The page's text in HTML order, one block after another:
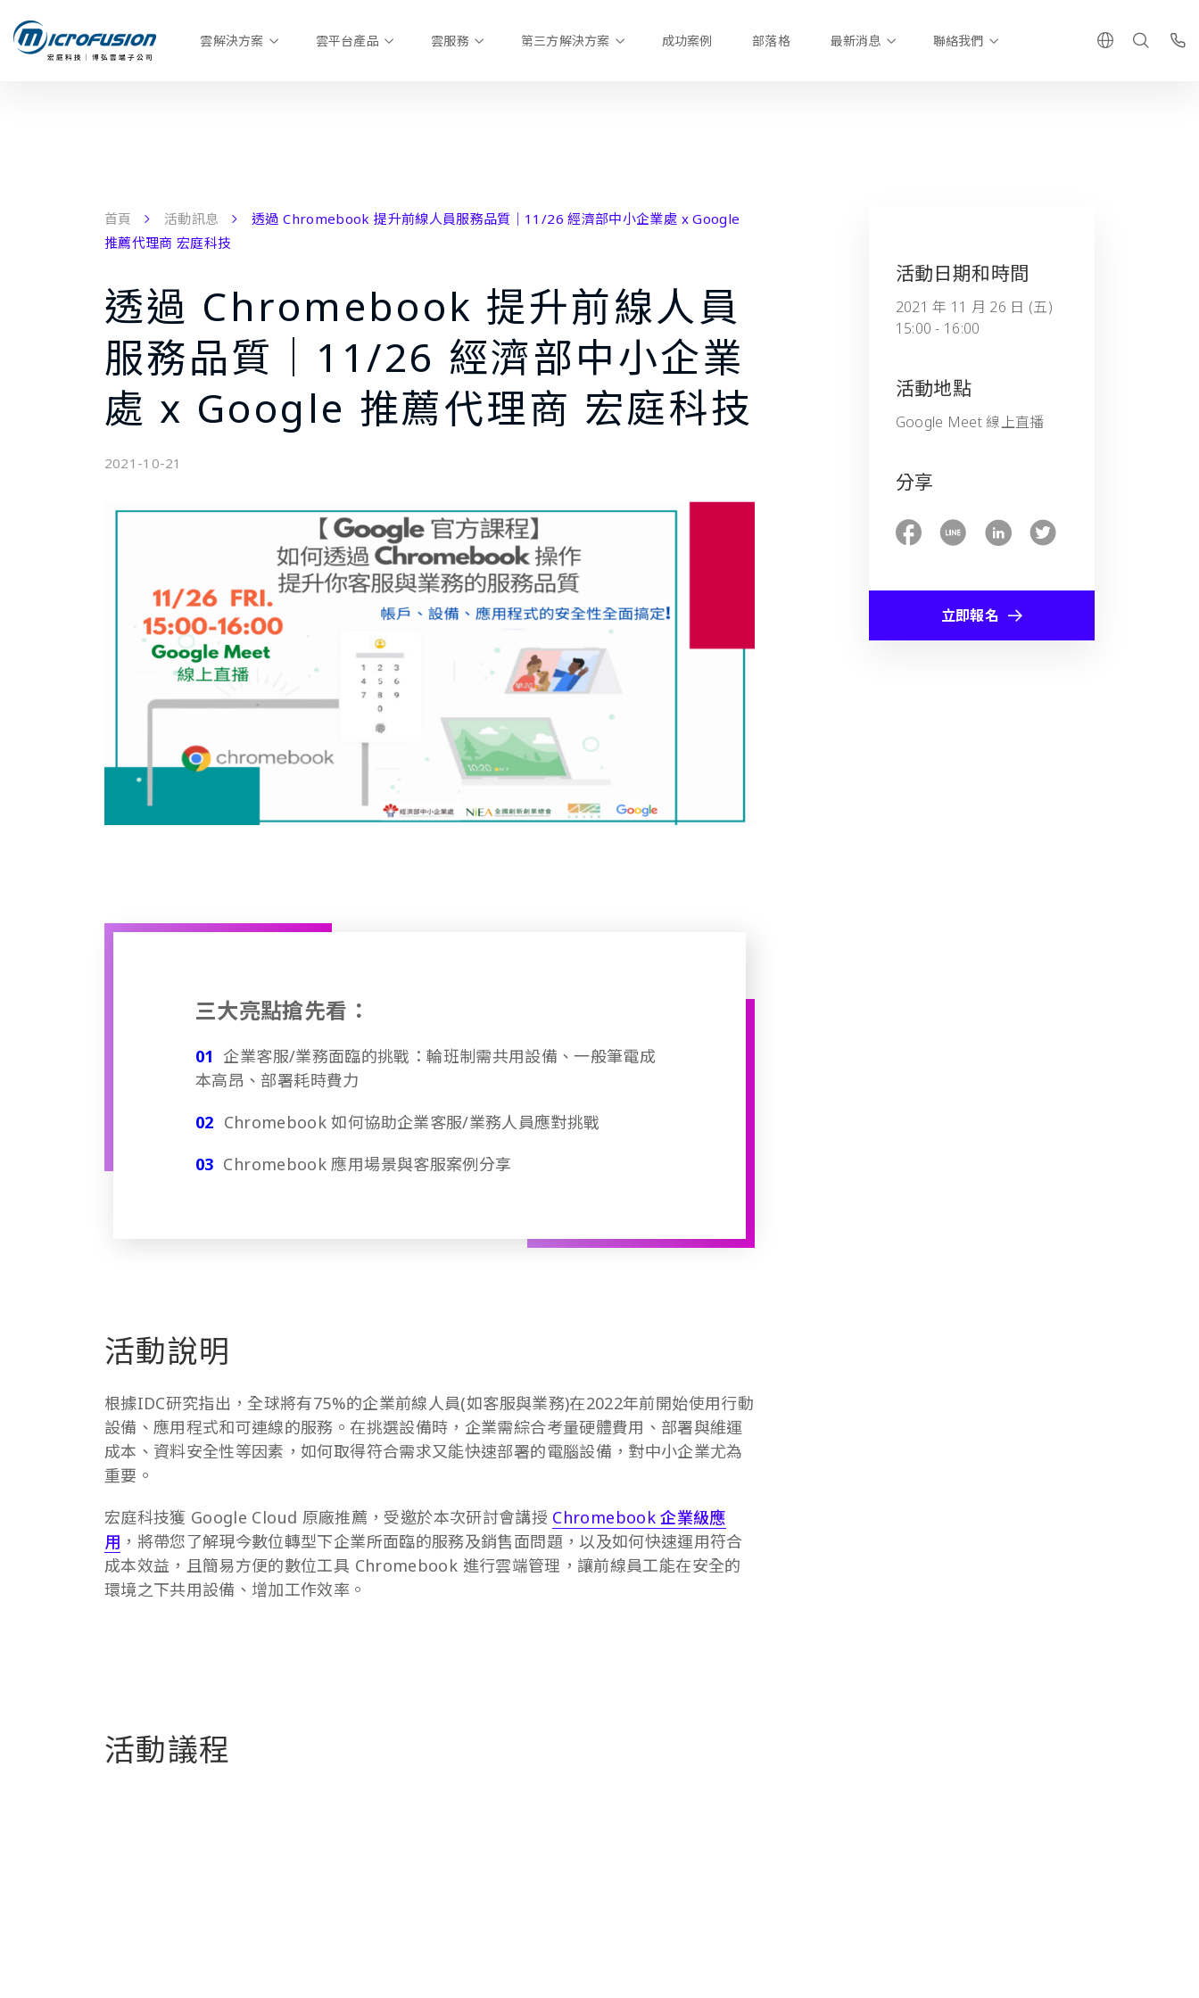
雲解決方案 雲平台產品 雲服務 第三方解決方案 成功案例 部落格 最新消息 聯絡我們
首頁 活動訊息
透過 Chromebook 提升前線人員服務品質｜11/26 經濟部中小企業處 x Google
推薦代理商 宏庭科技
透過 Chromebook 提升前線人員
服務品質｜11/26 經濟部中小企業
處 x Google 推薦代理商 宏庭科技
2021-10-21
三大亮點搶先看：
01 企業客服/業務面臨的挑戰：輪班制需共用設備、一般筆電成
本高昂、部署耗時費力
02 Chromebook 如何協助企業客服/業務人員應對挑戰
03 Chromebook 應用場景與客服案例分享
活動說明
根據IDC研究指出，全球將有75%的企業前線人員(如客服與業務)在2022年前開始使用行動
設備、應用程式和可連線的服務。在挑選設備時，企業需綜合考量硬體費用、部署與維運
成本、資料安全性等因素，如何取得符合需求又能快速部署的電腦設備，對中小企業尤為
重要。
宏庭科技獲 Google Cloud 原廠推薦，受邀於本次研討會講授 Chromebook 企業級應
用 ，將帶您了解現今數位轉型下企業所面臨的服務及銷售面問題，以及如何快速運用符合
成本效益，且簡易方便的數位工具 Chromebook 進行雲端管理，讓前線員工能在安全的
環境之下共用設備、增加工作效率。
活動議程
活動日期和時間
2021 年 11 月 26 日 (五)
15:00 - 16:00
活動地點
Google Meet 線上直播
分享
立即報名